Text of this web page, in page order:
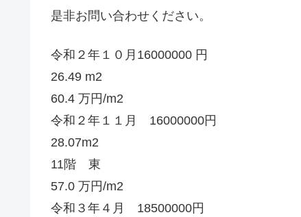
是非お問い合わせください。
令和２年１０月16000000 円
26.49 m2
60.4 万円/m2
令和２年１１月 16000000円
28.07m2
11階 東
57.0 万円/m2
令和３年４月 18500000円